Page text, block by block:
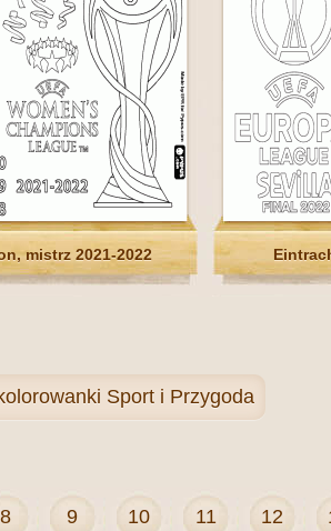
mistrz 2021-2022
Sport i Przygoda
8 9 10 11 12